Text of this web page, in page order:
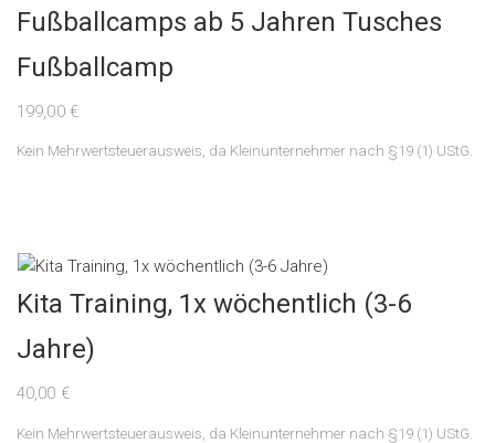
Fußballcamps ab 5 Jahren Tusches
Fußballcamp
199,00 €
Kein Mehrwertsteuerausweis, da Kleinunternehmer nach §19 (1) UStG.
Kita Training, 1x wöchentlich (3-6
Jahre)
40,00 €
Kein Mehrwertsteuerausweis, da Kleinunternehmer nach §19 (1) UStG.